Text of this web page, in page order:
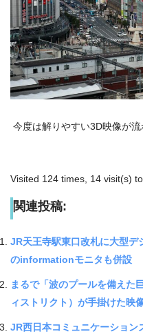
今度は解りやすい3D映像が
Visited 124 times, 14 visit(s)
関連投稿:
JR天王寺駅東口改札に大型デ
のinformationモニタも併設
まるで「波のプールを備えた
ィストリクト）が手掛けた映
JR西日本コミュニケーション